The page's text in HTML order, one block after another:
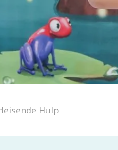
Hulp